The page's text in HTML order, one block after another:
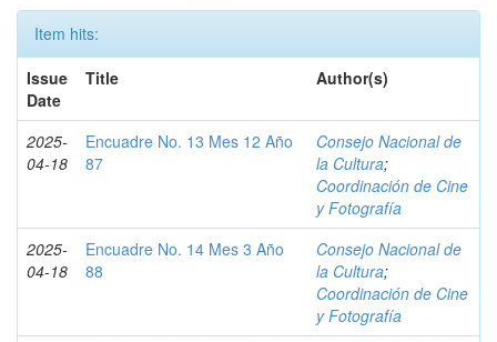
Item hits:
Issue
Date
Title Author(s)
2025-
04-18
Encuadre No. 13 Mes 12 Año
87
Consejo Nacional de
la Cultura;
Coordinación de Cine
y Fotografía
2025-
04-18
Encuadre No. 14 Mes 3 Año
88
Consejo Nacional de
la Cultura;
Coordinación de Cine
y Fotografía